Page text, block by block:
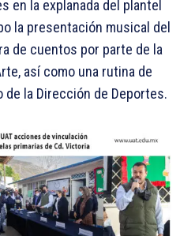
en la explanada del plantel
la presentación musical del
de cuentos por parte de la
así como una rutina de
la Dirección de Deportes.